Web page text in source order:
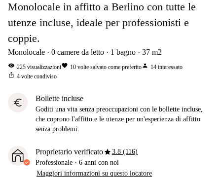
Monolocale in affitto a Berlino con tutte le
utenze incluse, ideale per professionisti e
coppie.
Monolocale 0 camere da letto 1 bagno 37 m2
visibility 225 visualizzazionifavorite 10 volte salvato come preferitoperson 14 interessato
ios_share 4 volte condiviso
euro Bollette incluse
Goditi una vita senza preoccupazioni con le bollette incluse,
che coprono l'affitto e le utenze per un'esperienza di affitto
senza problemi.
Proprietario verificatostar3.8 (116)
Professionale · 6 anni con noi
Maggiori informazioni su questo locatore